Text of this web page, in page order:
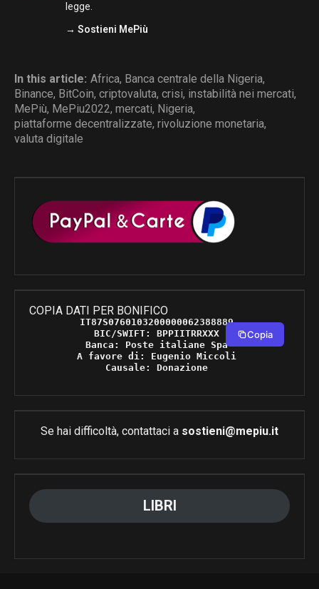
legge.
→ Sostieni MePiù
In this article: Africa, Banca centrale della Nigeria,
Binance, BitCoin, criptovaluta, crisi, instabilità nei mercati,
MePiù, MePiu2022, mercati, Nigeria,
piattaforme decentralizzate, rivoluzione monetaria,
valuta digitale
COPIA DATI PER BONIFICO
IT87S0760103200000062388889
BIC/SWIFT: BPPIITRRXXX
Banca: Poste italiane Spa
A favore di: Eugenio Miccoli
Causale: Donazione
Copia
Se hai difficoltà, contattaci a sostieni@mepiu.it
LIBRI